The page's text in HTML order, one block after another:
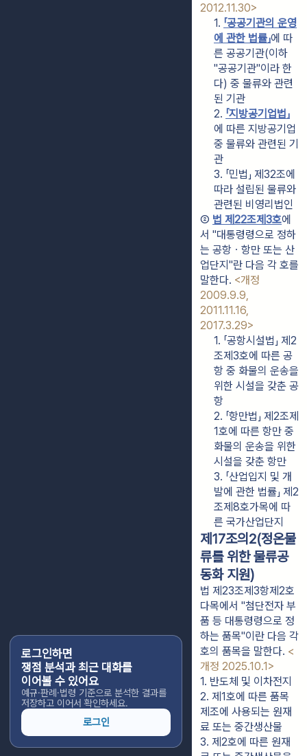
로그인하면
쟁점 분석과 최근 대화를
이어볼 수 있어요
예규·판례·법령 기준으로 분석한 결과를
저장하고 이어서 확인하세요.
로그인
2012.11.30>
1. 「공공기관의 운영
에 관한 법률」에 따
른 공공기관(이하
"공공기관"이라 한
다) 중 물류와 관련
된 기관
2. 「지방공기업법」
에 따른 지방공기업
중 물류와 관련된 기
관
3. 「민법」 제32조에
따라 설립된 물류와
관련된 비영리법인
② 법 제22조제3호에
서 "대통령령으로 정하
는 공항ㆍ항만 또는 산
업단지"란 다음 각 호를
말한다. <개정
2009.9.9,
2011.11.16,
2017.3.29>
1. 「공항시설법」 제2
조제3호에 따른 공
항 중 화물의 운송을
위한 시설을 갖춘 공
항
2. 「항만법」 제2조제
1호에 따른 항만 중
화물의 운송을 위한
시설을 갖춘 항만
3. 「산업입지 및 개
발에 관한 법률」 제2
조제8호가목에 따
른 국가산업단지
제17조의2(정온물
류를 위한 물류공
동화 지원)
법 제23조제3항제2호
다목에서 "첨단전자 부
품 등 대통령령으로 정
하는 품목"이란 다음 각
호의 품목을 말한다. <
개정 2025.10.1>
1. 반도체 및 이차전지
2. 제1호에 따른 품목
제조에 사용되는 원재
료 또는 중간생산물
3. 제2호에 따른 원재